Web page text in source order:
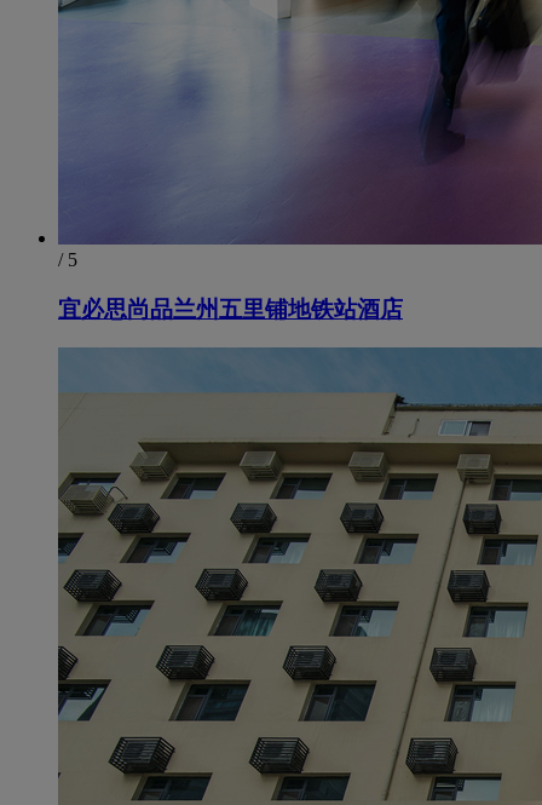
/ 5
宜必思尚品兰州五里铺地铁站酒店